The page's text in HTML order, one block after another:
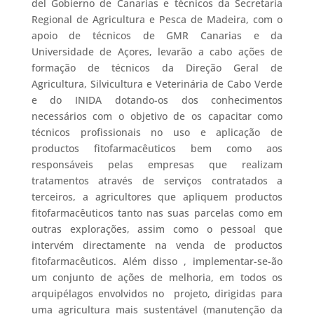
del Gobierno de Canarias e técnicos da Secretaría
Regional de Agricultura e Pesca de Madeira, com o
apoio de técnicos de GMR Canarias e da
Universidade de Açores, levarão a cabo ações de
formação de técnicos da Direção Geral de
Agricultura, Silvicultura e Veterinária de Cabo Verde
e do INIDA dotando-os dos conhecimentos
necessários com o objetivo de os capacitar como
técnicos profissionais no uso e aplicação de
productos fitofarmacêuticos bem como aos
responsáveis pelas empresas que realizam
tratamentos através de serviços contratados a
terceiros, a agricultores que apliquem productos
fitofarmacêuticos tanto nas suas parcelas como em
outras explorações, assim como o pessoal que
intervém directamente na venda de productos
fitofarmacêuticos. Além disso , implementar-se-ão
um conjunto de ações de melhoria, em todos os
arquipélagos envolvidos no projeto, dirigidas para
uma agricultura mais sustentável (manutenção da